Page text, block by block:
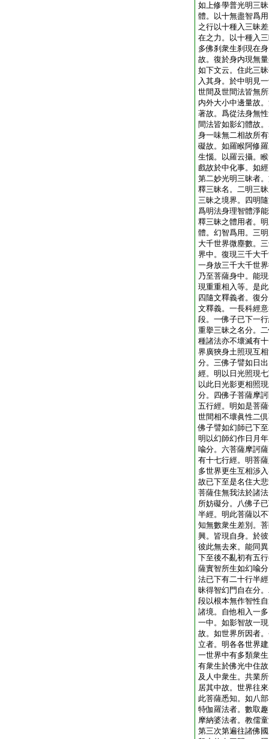
如上修學普光明三
體。以十無盡智爲
之行以十種入三昧
在之力。以十種入
多佛刹衆生刹現在
故。復於身内現無
如下文云。住此三
入其身。於中明見
世間及世間法皆無
内外大小中邊量故
著故。爲從法身無
間法皆如影幻體故
身一味無二相故所
礙故。如羅睺阿修
生惱。以羅云攝。
戲故於中化事。如
第二妙光明三昧者
釋三昧名。二明三
三昧之境界。四明
爲明法身理智體淨
釋三昧之體用者。
體。幻智爲用。三
大千世界微塵數。
界中。復現三千大
一身放三千大千世
乃至菩薩身中。能
現重重相入等。是
四隨文釋義者。復
文釋義。一長科經
段。一佛子已下一
重擧三昧之名分。
種諸法亦不壞滅有
界廣狹身土照現互
分。三佛子譬如日
經。明以日光照現
以此日光影更相照
分。四佛子菩薩摩
五行經。明如是菩
世間相不壞眞性二
佛子譬如幻師已下
明以幻師幻作日月
喩分。六菩薩摩訶
有十七行經。明菩
多世界更生互相渉
故已下至是名住大
菩薩住無我法於諸
所妨礙分。八佛子
半經。明此菩薩以
知無數衆生差別。
興。皆現自身。於
彼此無去來。能同
下至後不亂初有五
薩實智所生如幻喩
法已下有二十行半
昧得智幻門自在分
段以根本無作智性
諸境。自他相入一
一中。如影智故一
故。如世界所因者
立者。明各各世界
一世界中有多類衆
有衆生於佛光中住
及人中衆生。共業
居其中故。世界往
此菩薩悉知。如八
特伽羅法者。數取
摩納婆法者。教儒
第三次第遍往諸佛